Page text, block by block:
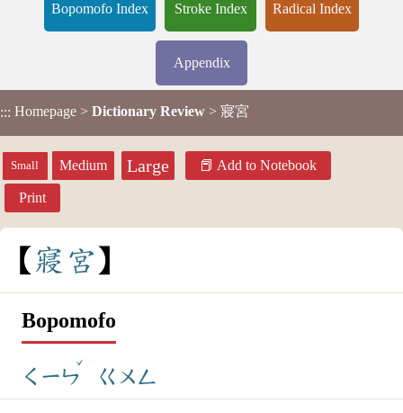
Bopomofo Index Stroke Index Radical Index
Appendix
::: Homepage > Dictionary Review > 寢宮
Small Medium Large Add to Notebook
Print
寢 宮
Bopomofo
ㄑㄧㄣ
ˇ
ㄍㄨㄥ